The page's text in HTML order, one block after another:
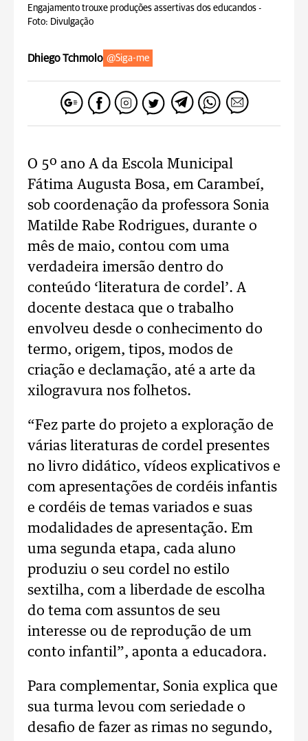
Engajamento trouxe produções assertivas dos educandos -
Foto: Divulgação
Dhiego Tchmolo @Siga-me
O 5º ano A da Escola Municipal
Fátima Augusta Bosa, em Carambeí,
sob coordenação da professora Sonia
Matilde Rabe Rodrigues, durante o
mês de maio, contou com uma
verdadeira imersão dentro do
conteúdo ‘literatura de cordel’. A
docente destaca que o trabalho
envolveu desde o conhecimento do
termo, origem, tipos, modos de
criação e declamação, até a arte da
xilogravura nos folhetos.
“Fez parte do projeto a exploração de
várias literaturas de cordel presentes
no livro didático, vídeos explicativos e
com apresentações de cordéis infantis
e cordéis de temas variados e suas
modalidades de apresentação. Em
uma segunda etapa, cada aluno
produziu o seu cordel no estilo
sextilha, com a liberdade de escolha
do tema com assuntos de seu
interesse ou de reprodução de um
conto infantil”, aponta a educadora.
Para complementar, Sonia explica que
sua turma levou com seriedade o
desafio de fazer as rimas no segundo,